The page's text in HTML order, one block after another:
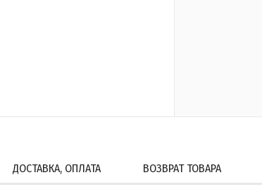
ДОСТАВКА, ОПЛАТА ВОЗВРАТ ТОВАРА